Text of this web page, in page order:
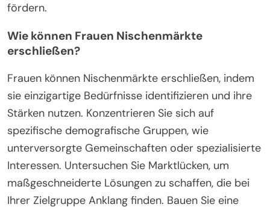
fördern.
Wie können Frauen Nischenmärkte
erschließen?
Frauen können Nischenmärkte erschließen, indem
sie einzigartige Bedürfnisse identifizieren und ihre
Stärken nutzen. Konzentrieren Sie sich auf
spezifische demografische Gruppen, wie
unterversorgte Gemeinschaften oder spezialisierte
Interessen. Untersuchen Sie Marktlücken, um
maßgeschneiderte Lösungen zu schaffen, die bei
Ihrer Zielgruppe Anklang finden. Bauen Sie eine